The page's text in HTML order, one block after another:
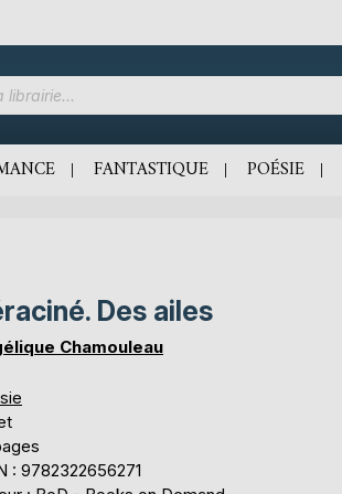
FANTASTIQUE POÉSIE
Des ailes
Chamouleau
: 9782322656271